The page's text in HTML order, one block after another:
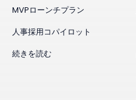
MVPローンチプラン
人事採用コパイロット
続きを読む